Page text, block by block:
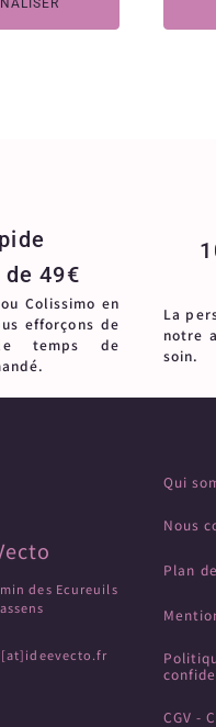
49€
Colissimo en
efforçons de
temps de
La
notre
soin.
des Ecureuils
Qui
Nous
Plan
CGV -